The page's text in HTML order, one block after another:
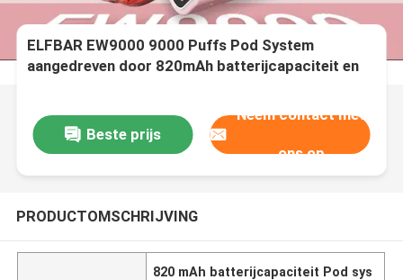
ELFBAR EW9000 9000 Puffs Pod System
aangedreven door 820mAh batterijcapaciteit en
Beste prijs
Neem contact met
ons op
PRODUCTOMSCHRIJVING
820 mAh batterijcapaciteit Pod sys